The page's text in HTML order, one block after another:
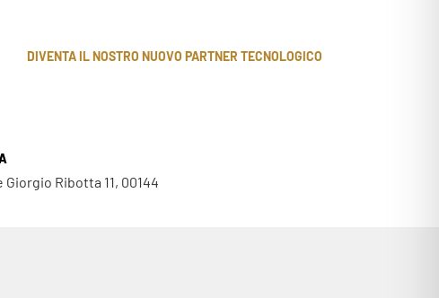
DIVENTA IL NOSTRO NUOVO PARTNER TECNOLOGICO
Giorgio Ribotta 11, 00144